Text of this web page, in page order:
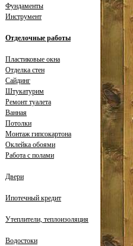
Фундаменты
Инструмент
Отделочные работы
Пластиковые окна
Отделка стен
Сайдинг
Штукатурим
Ремонт туалета
Ванная
Потолки
Монтаж гипсокартона
Оклейка обоями
Работа с полами
Двери
Ипотечный кредит
Утеплители, теплоизоляция
Водостоки